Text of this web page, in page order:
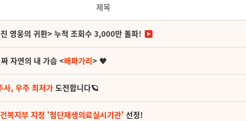
제목
영웅의 귀환> 누적 조회수 3,000만 돌파!
자연의 내 가슴 <배파가리> ♥
, 우주 최저가도전합니다🪐
복지부 지정 '첨단재생의료실시기관' 선정!